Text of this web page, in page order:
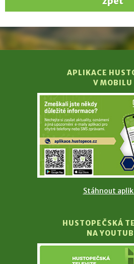
APLIKACE
V MOBILU
Stáhnout
HUSTOPEČSKÁ
NA